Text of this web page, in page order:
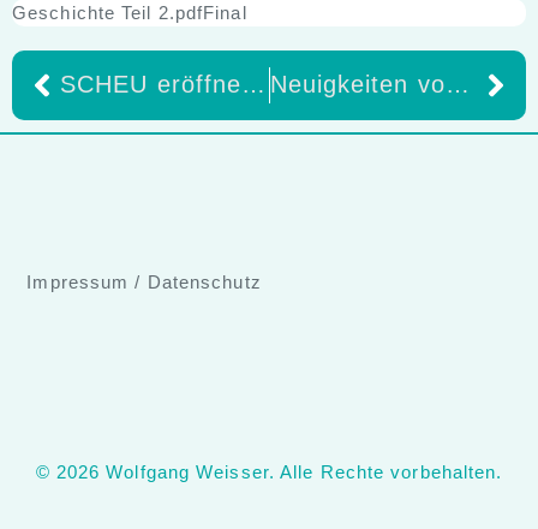
Geschichte Teil 2.pdfFinal
SCHEU eröffnet das erste Dental-Hub in Augsburg: Raum für Austausch, Beratung und greifbare Innovation Neuigkeiten von LMT labday 2026 aus Chicago
Impressum / Datenschutz
© 2026 Wolfgang Weisser. Alle Rechte vorbehalten.